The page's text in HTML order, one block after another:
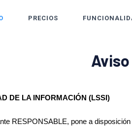
PRECIOS
DE LA INFORMACIÓN (LSSI)
RESPONSABLE, pone a